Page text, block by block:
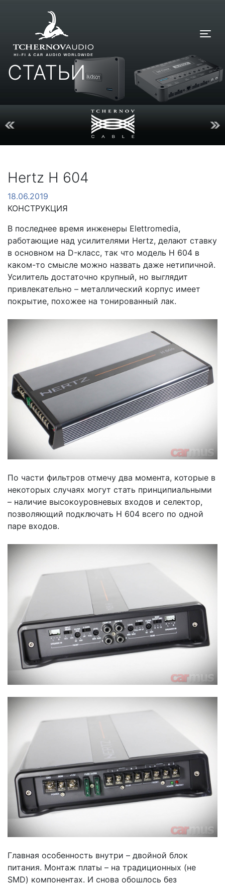
СТАТЬИ
Hertz H 604
18.06.2019
КОНСТРУКЦИЯ
В последнее время инженеры Elettromedia,
работающие над усилителями Hertz, делают ставку
в основном на D-класс, так что модель H 604 в
каком-то смысле можно назвать даже нетипичной.
Усилитель достаточно крупный, но выглядит
привлекательно – металлический корпус имеет
покрытие, похожее на тонированный лак.
По части фильтров отмечу два момента, которые в
некоторых случаях могут стать принципиальными
– наличие высокоуровневых входов и селектор,
позволяющий подключать H 604 всего по одной
паре входов.
Главная особенность внутри – двойной блок
питания. Монтаж платы – на традиционных (не
SMD) компонентах. И снова обошлось без